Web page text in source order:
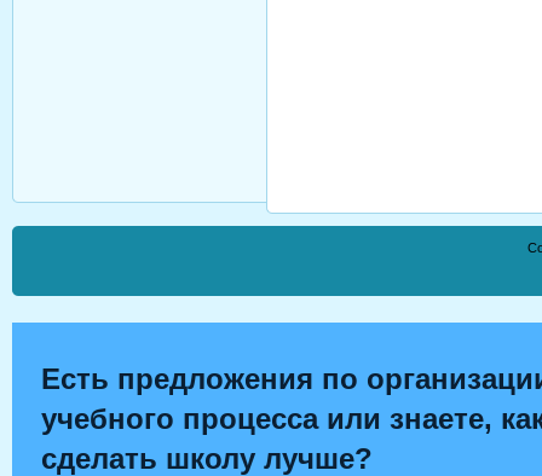
Есть предложения по
учебного процесса или знаете,
сделать школу лучше?